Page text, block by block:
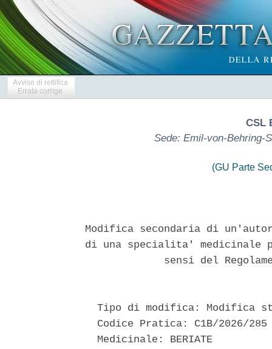
Avviso di rettifica
Errata corrige
CSL
Sede: Emil-von-Behring-
(GU Parte
Modifica secondaria di
di una specialita' medicinale
sensi del
Tipo di modifica: Modifica
Codice Pratica: C1B/2026/
  Medicinale: BERIATE